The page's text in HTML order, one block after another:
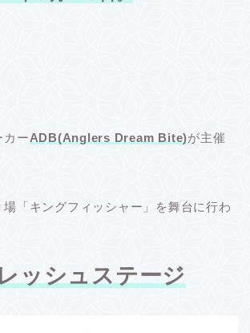
カーADB(Anglers Dream Bite)が主催
「キングフィッシャー」を舞台に行わ
ッシュステージ